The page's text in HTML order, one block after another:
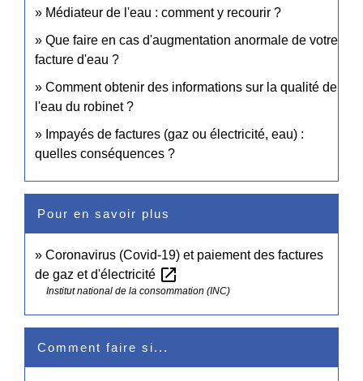
Médiateur de l'eau : comment y recourir ?
Que faire en cas d'augmentation anormale de votre
facture d'eau ?
Comment obtenir des informations sur la qualité de
l'eau du robinet ?
Impayés de factures (gaz ou électricité, eau) :
quelles conséquences ?
Pour en savoir plus
Coronavirus (Covid-19) et paiement des factures
de gaz et d'électricité open_in_new
Institut national de la consommation (INC)
Comment faire si...